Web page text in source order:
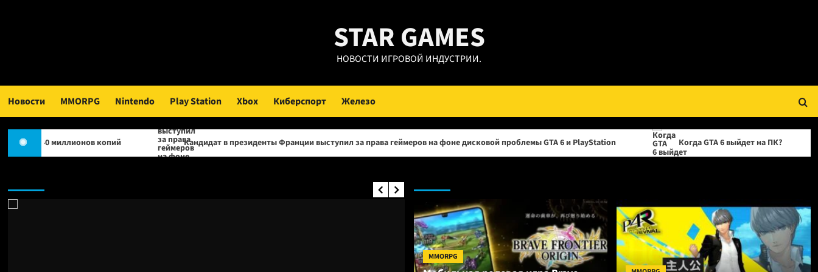
STAR GAMES
НОВОСТИ ИГРОВОЙ ИНДУСТРИИ.
Новости MMORPG Nintendo Play Station Xbox Киберспорт Железо
копий Кандидат в президенты Франции выступил за права геймеров на фоне дисковой проблемы GTA 6 и PlayStation Когда GTA 6 выйдет на ПК?
MMORPG